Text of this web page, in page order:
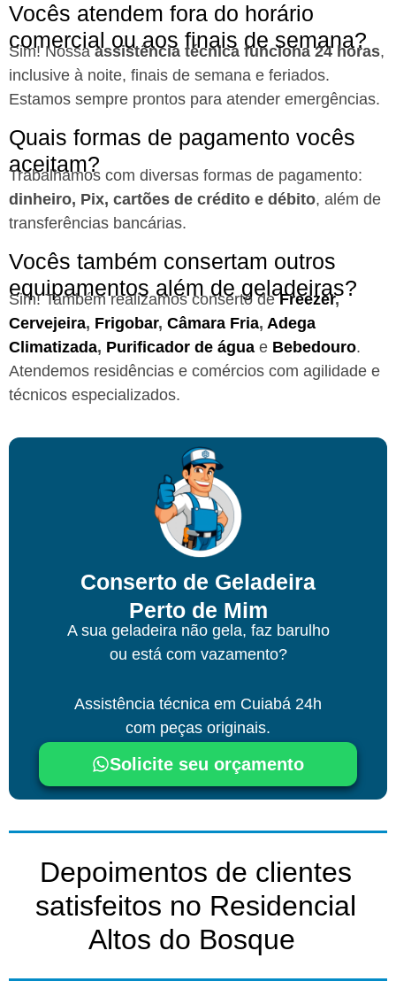
Vocês atendem fora do horário
comercial ou aos finais de semana?
Sim! Nossaassistência técnica funciona 24 horas,
inclusive à noite, finais de semana e feriados.
Estamos sempre prontos para atender emergências.
Quais formas de pagamento vocês
aceitam?
Trabalhamos com diversas formas de pagamento:
dinheiro, Pix, cartões de crédito e débito, além de
transferências bancárias.
Vocês também consertam outros
equipamentos além de geladeiras?
Sim! Também realizamos conserto deFreezer,
Cervejeira, Frigobar, Câmara Fria, Adega
Climatizada, Purificador de água e Bebedouro.
Atendemos residências e comércios com agilidade e
técnicos especializados.
Conserto de Geladeira
Perto de Mim
A sua geladeira não gela, faz barulho
ou está com vazamento?
Assistência técnica em Cuiabá 24h
com peças originais.
Solicite seu orçamento
Depoimentos de clientes
satisfeitos no Residencial
Altos do Bosque ​